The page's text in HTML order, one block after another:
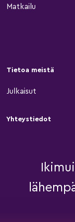
Matkailu
Tietoa meistä
Julkaisut
Yhteystiedot